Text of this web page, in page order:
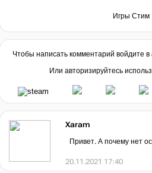
Игры Стим
Чтобы написать комментарий войдите в
Или авторизируйтесь
Xaram
Привет. А почему нет
20.11.2021 17:40